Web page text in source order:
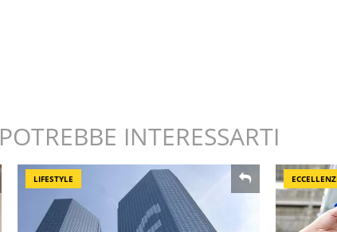
POTREBBE INTERESSARTI
LIFESTYLE